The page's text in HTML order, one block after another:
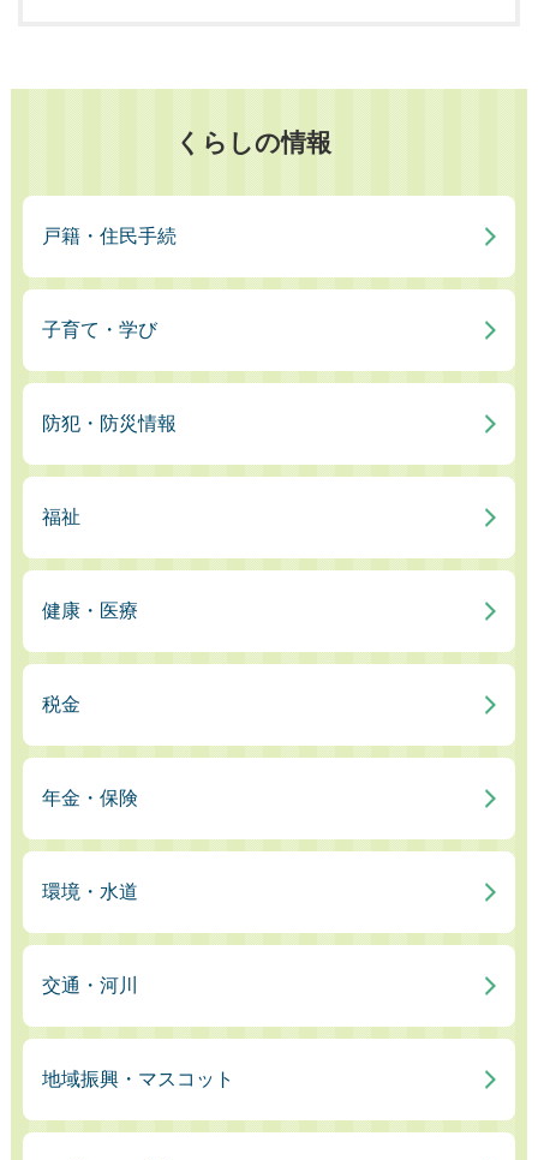
くらしの情報
戸籍・住民手続
子育て・学び
防犯・防災情報
福祉
健康・医療
税金
年金・保険
環境・水道
交通・河川
地域振興・マスコット